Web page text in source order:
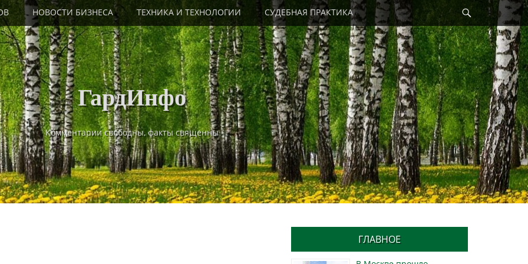
НОВОСТИ БИЗНЕСА ТЕХНИКА И ТЕХНОЛОГИИ СУДЕБНАЯ ПРАКТИКА
Найти
ГардИнфо
Комментарии свободны, факты священны
ГЛАВНОЕ